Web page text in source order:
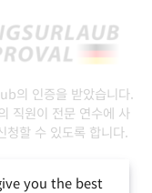
의 인증을 받았습니다.
직원이 전문 연수에 사
청할 수 있도록 합니다.
you the best